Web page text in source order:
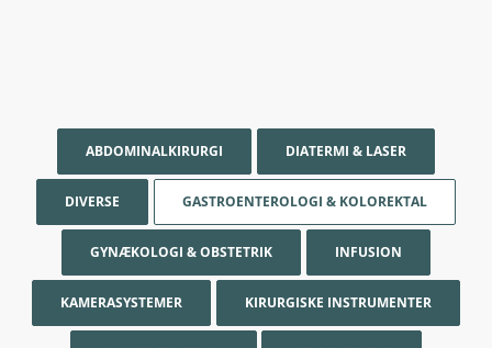
ABDOMINALKIRURGI DIATERMI & LASER
DIVERSE GASTROENTEROLOGI & KOLOREKTAL
GYNÆKOLOGI & OBSTETRIK INFUSION
KAMERASYSTEMER KIRURGISKE INSTRUMENTER